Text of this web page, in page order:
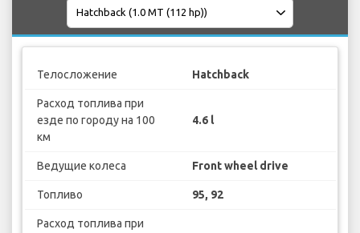
Телосложение Hatchback
Расход топлива при
езде по городу на 100
км
4.6 l
Ведущие колеса Front wheel drive
Топливо 95, 92
Расход топлива при